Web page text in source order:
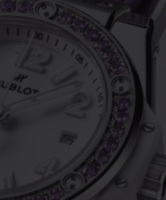
빅뱅
리로디드 올 블랙
기프트 파우치